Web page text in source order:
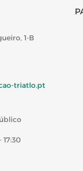
1-B
triatlo.pt
17:30